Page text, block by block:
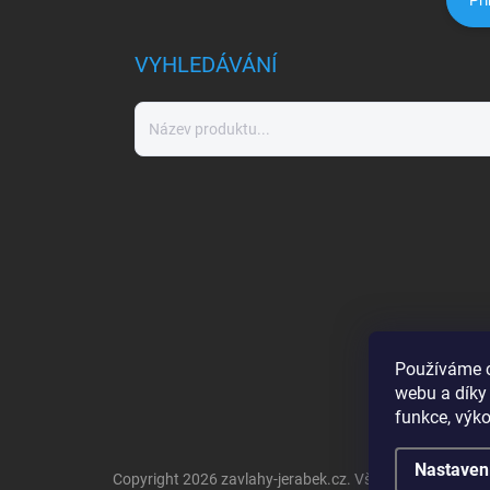
Používáme
webu a
funkce,
VYHLEDÁVÁNÍ
Copyright 2026 zavlahy-jerabek.cz. Všechna práva